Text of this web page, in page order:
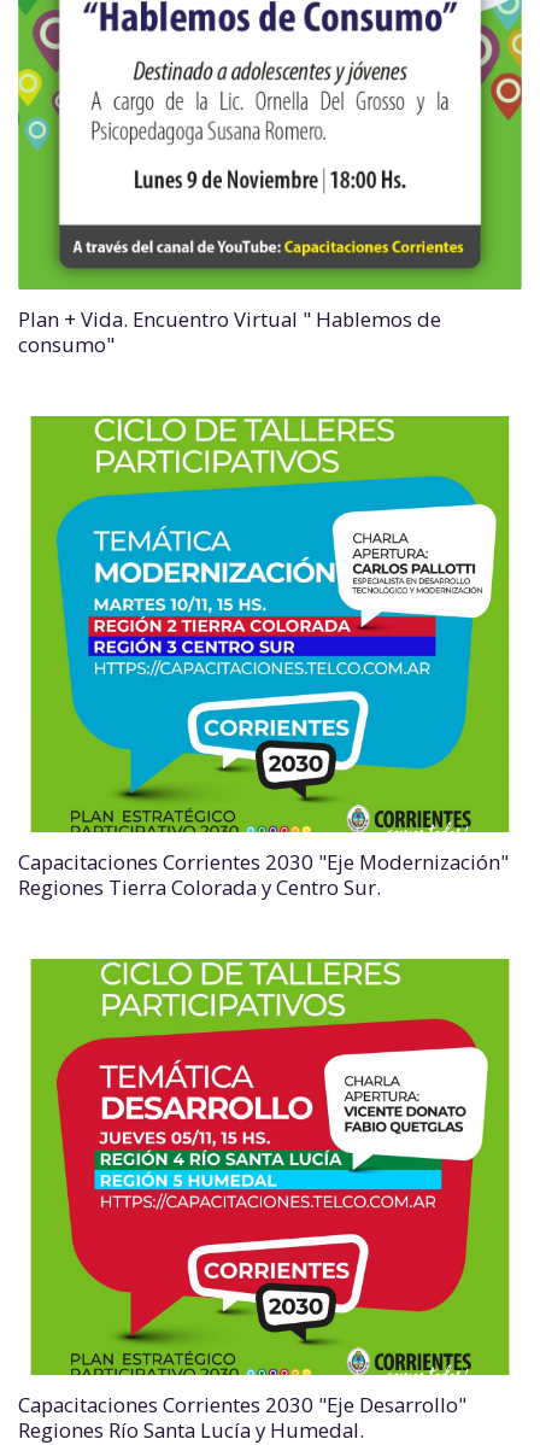
Plan + Vida. Encuentro Virtual " Hablemos de
consumo"
Capacitaciones Corrientes 2030 "Eje Modernización"
Regiones Tierra Colorada y Centro Sur.
Capacitaciones Corrientes 2030 "Eje Desarrollo"
Regiones Río Santa Lucía y Humedal.